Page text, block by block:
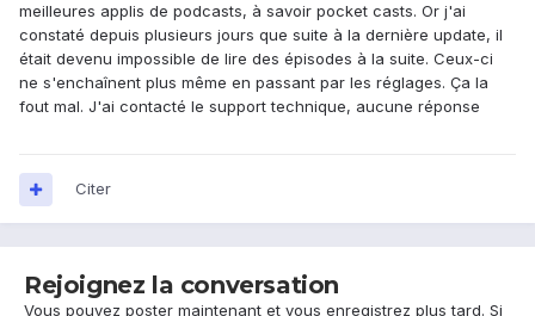
meilleures applis de podcasts, à savoir pocket casts. Or j'ai
constaté depuis plusieurs jours que suite à la dernière update, il
était devenu impossible de lire des épisodes à la suite. Ceux-ci
ne s'enchaînent plus même en passant par les réglages. Ça la
fout mal. J'ai contacté le support technique, aucune réponse
Citer
Rejoignez la conversation
Vous pouvez poster maintenant et vous enregistrez plus tard. Si